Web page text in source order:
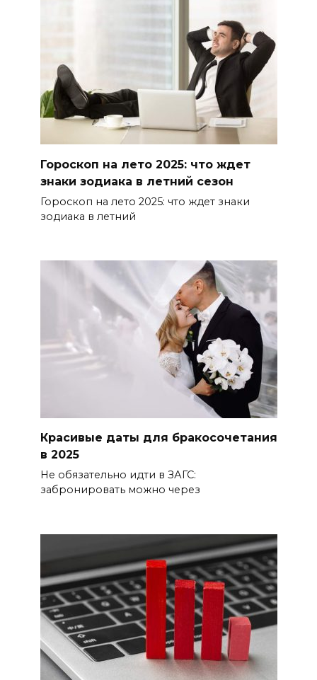
Гороскоп на лето 2025: что ждет
знаки зодиака в летний сезон
Гороскоп на лето 2025: что ждет знаки
зодиака в летний
Красивые даты для бракосочетания
в 2025
Не обязательно идти в ЗАГС:
забронировать можно через